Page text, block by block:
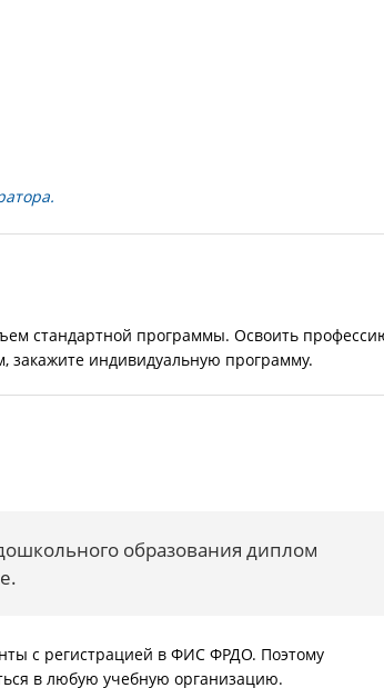
стандартной программы. Освоить
закажите индивидуальную программу.
образования диплом
с регистрацией в ФИС ФРДО. Поэтому
в любую учебную организацию.